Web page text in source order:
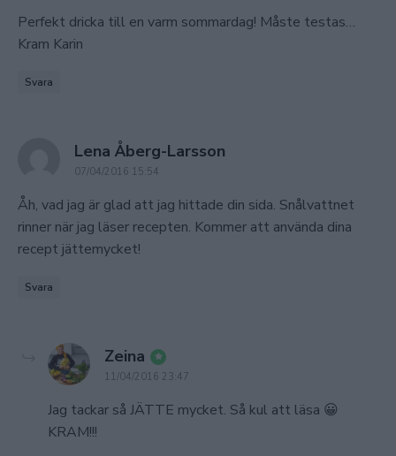
Perfekt dricka till en varm sommardag! Måste testas…
Kram Karin
Svara
Lena Åberg-Larsson
07/04/2016 15:54
Åh, vad jag är glad att jag hittade din sida. Snålvattnet
rinner när jag läser recepten. Kommer att använda dina
recept jättemycket!
Svara
Zeina says:
11/04/2016 23:47
Jag tackar så JÄTTE mycket. Så kul att läsa 😀
KRAM!!!